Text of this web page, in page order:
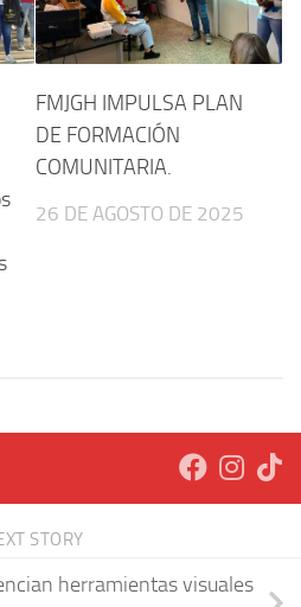
FMJGH IMPULSA PLAN
DE FORMACIÓN
COMUNITARIA.
26 DE AGOSTO DE 2025
STORY
herramientas visuales